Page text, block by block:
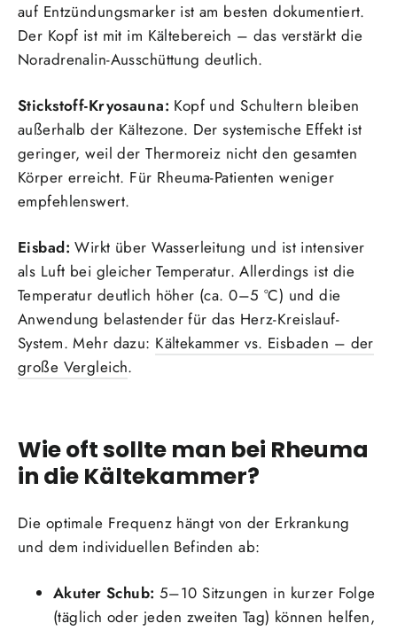
auf Entzündungsmarker ist am besten dokumentiert.
Der Kopf ist mit im Kältebereich – das verstärkt die
Noradrenalin-Ausschüttung deutlich.
Stickstoff-Kryosauna: Kopf und Schultern bleiben
außerhalb der Kältezone. Der systemische Effekt ist
geringer, weil der Thermoreiz nicht den gesamten
Körper erreicht. Für Rheuma-Patienten weniger
empfehlenswert.
Eisbad: Wirkt über Wasserleitung und ist intensiver
als Luft bei gleicher Temperatur. Allerdings ist die
Temperatur deutlich höher (ca. 0–5 °C) und die
Anwendung belastender für das Herz-Kreislauf-
System. Mehr dazu: Kältekammer vs. Eisbaden – der
große Vergleich.
Wie oft sollte man bei Rheuma
in die Kältekammer?
Die optimale Frequenz hängt von der Erkrankung
und dem individuellen Befinden ab:
Akuter Schub: 5–10 Sitzungen in kurzer Folge
(täglich oder jeden zweiten Tag) können helfen,